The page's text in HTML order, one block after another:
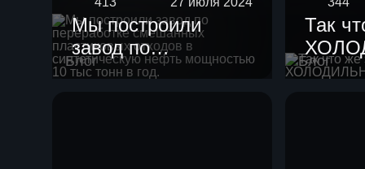
Блог
Мы построили
завод по
переработке
Блог
Так